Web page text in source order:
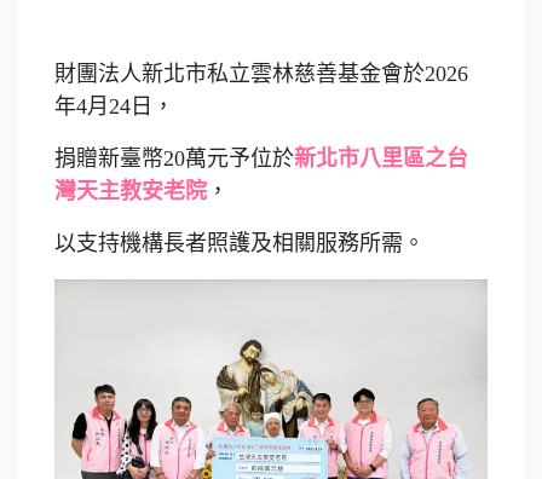
財團法人新北市私立雲林慈善基金會於2026
年4月24日，
捐贈新臺幣20萬元予位於新北市八里區之台
灣天主教安老院 ，
以支持機構長者照護及相關服務所需。